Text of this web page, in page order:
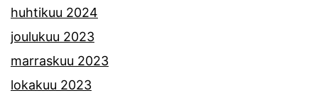
huhtikuu 2024
joulukuu 2023
marraskuu 2023
lokakuu 2023